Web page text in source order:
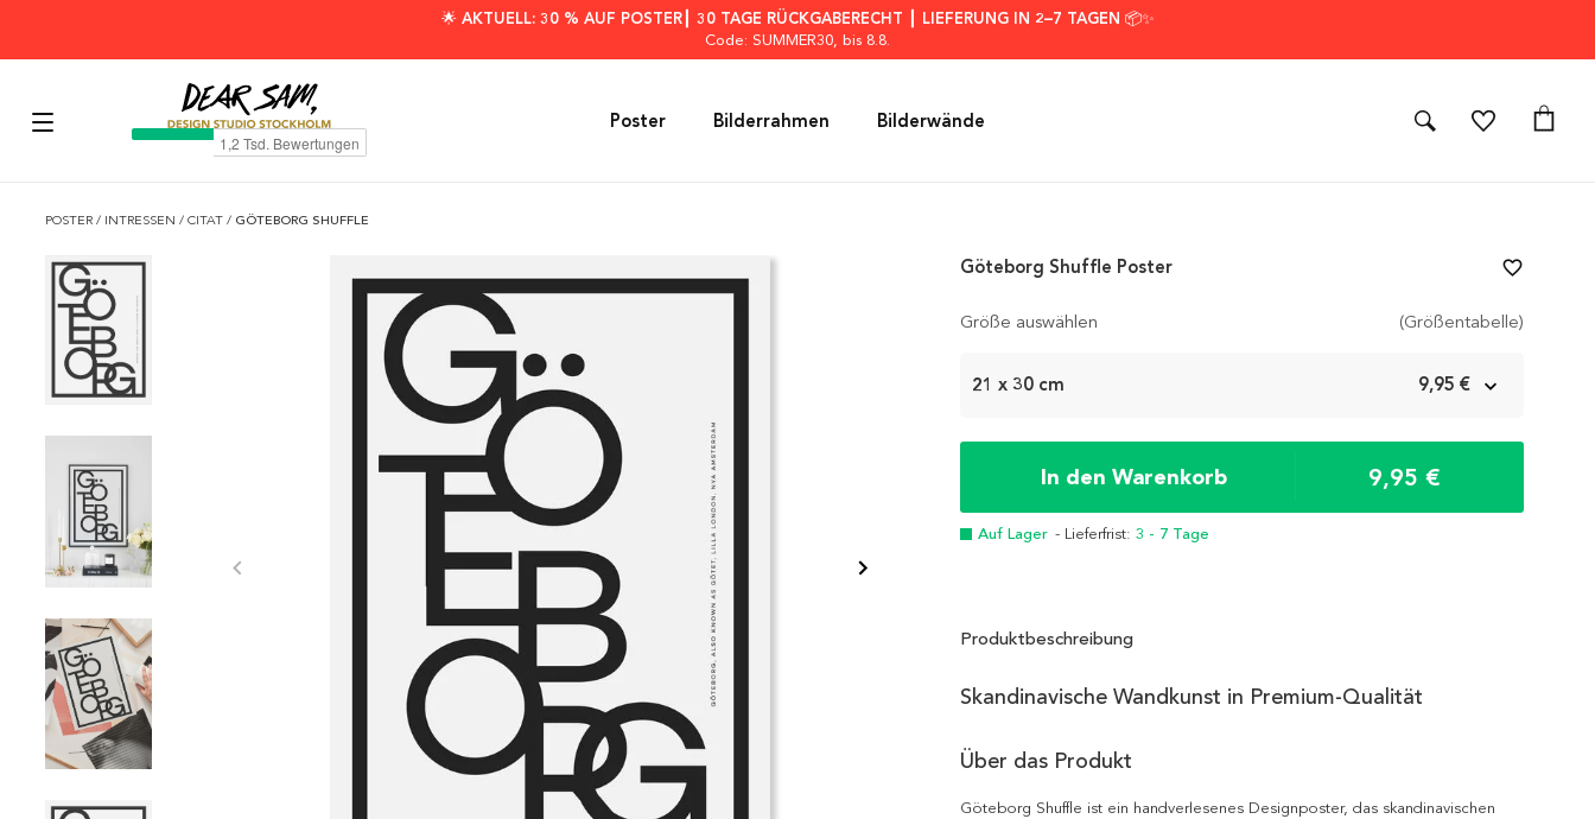
🌟 AKTUELL: 30 % AUF POSTER┃ 30 TAGE RÜCKGABERECHT ┃ LIEFERUNG IN 2–7 TAGEN 📦✨
Code: SUMMER30, bis 8.8.
Poster Bilderrahmen Bilderwände
POSTER / INTRESSEN / CITAT / GÖTEBORG SHUFFLE
Größe auswählen (Größentabelle)
21 x 30 cm 9,95 €
In den Warenkorb 9,95 €
Auf Lager - Lieferfrist: 3 - 7 Tage
Göteborg Shuffle Poster favorite_border
Produktbeschreibung
Skandinavische Wandkunst in Premium-Qualität
Über das Produkt
Göteborg Shuffle ist ein handverlesenes Designposter, das skandinavischen